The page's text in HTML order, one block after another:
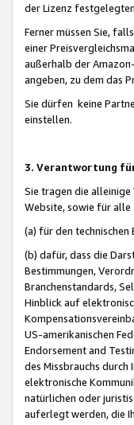
der Lizenz
Ferner müssen Sie,
einer
außerhalb der
angeben, zu dem das
Sie dürfen keine
einstellen.
3. Verantwortung
Sie tragen die
Website, sowie für
(a) für den
(b) dafür, dass die
Bestimmungen,
Branchenstandards,
Hinblick auf
US-amerikanischen
Endorsement and
des Missbrauchs
elektronische
natürlichen oder
auferlegt werden, die